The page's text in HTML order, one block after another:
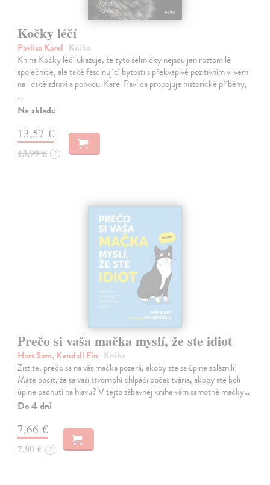
Kočky léčí
Pavlica Karel | Kniha
Kniha Kočky léčí ukazuje, že tyto šelmičky nejsou jen roztomilé
společnice, ale také fascinující bytosti s překvapivě pozitivním vlivem
na lidské zdraví a pohodu. Karel Pavlica propojuje historické příběhy,
…
Na sklade
13,57 €
13,99 € ?
Prečo si vaša mačka myslí, že ste idiot
Hart Sam, Kendall Fin | Kniha
Zistite, prečo sa na vás mačka pozerá, akoby ste sa úplne zbláznili!
Máte pocit, že sa vaši štvornohí chlpáči občas tvária, akoby ste boli
úplne padnutí na hlavu? V tejto zábavnej knihe vám samotné mačky…
Do 4 dní
7,66 €
7,90 € ?